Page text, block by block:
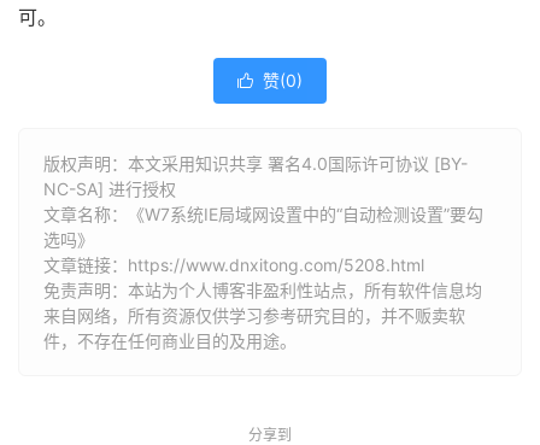
可。
 赞(0)
版权声明：本文采用知识共享 署名4.0国际许可协议 [BY-
NC-SA] 进行授权
文章名称：《W7系统IE局域网设置中的“自动检测设置”要勾
选吗》
文章链接： https://www.dnxitong.com/5208.html
免责声明：本站为个人博客非盈利性站点，所有软件信息均
来自网络，所有资源仅供学习参考研究目的，并不贩卖软
件，不存在任何商业目的及用途。
分享到